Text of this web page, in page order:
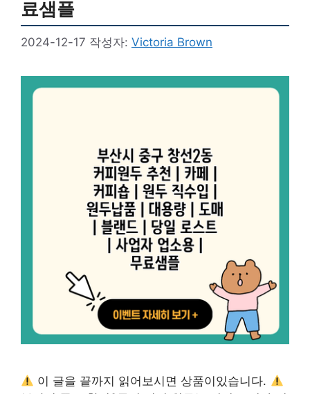
료샘플
2024-12-17 작성자: Victoria Brown
이 글을 끝까지 읽어보시면 상품이있습니다.